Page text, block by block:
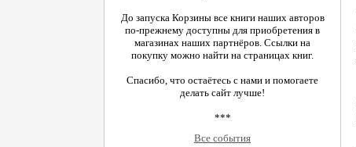
До запуска Корзины все книги наших авторов
по-прежнему доступны для приобретения в
магазинах наших партнёров. Ссылки на
покупку можно найти на страницах книг.
Спасибо, что остаётесь с нами и помогаете
делать сайт лучше!
***
Все события